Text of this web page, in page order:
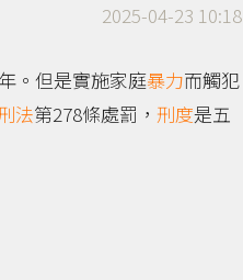
2025-04-23 10:18
。但是實施家庭暴力而觸犯
法第278條處罰， 刑度是五